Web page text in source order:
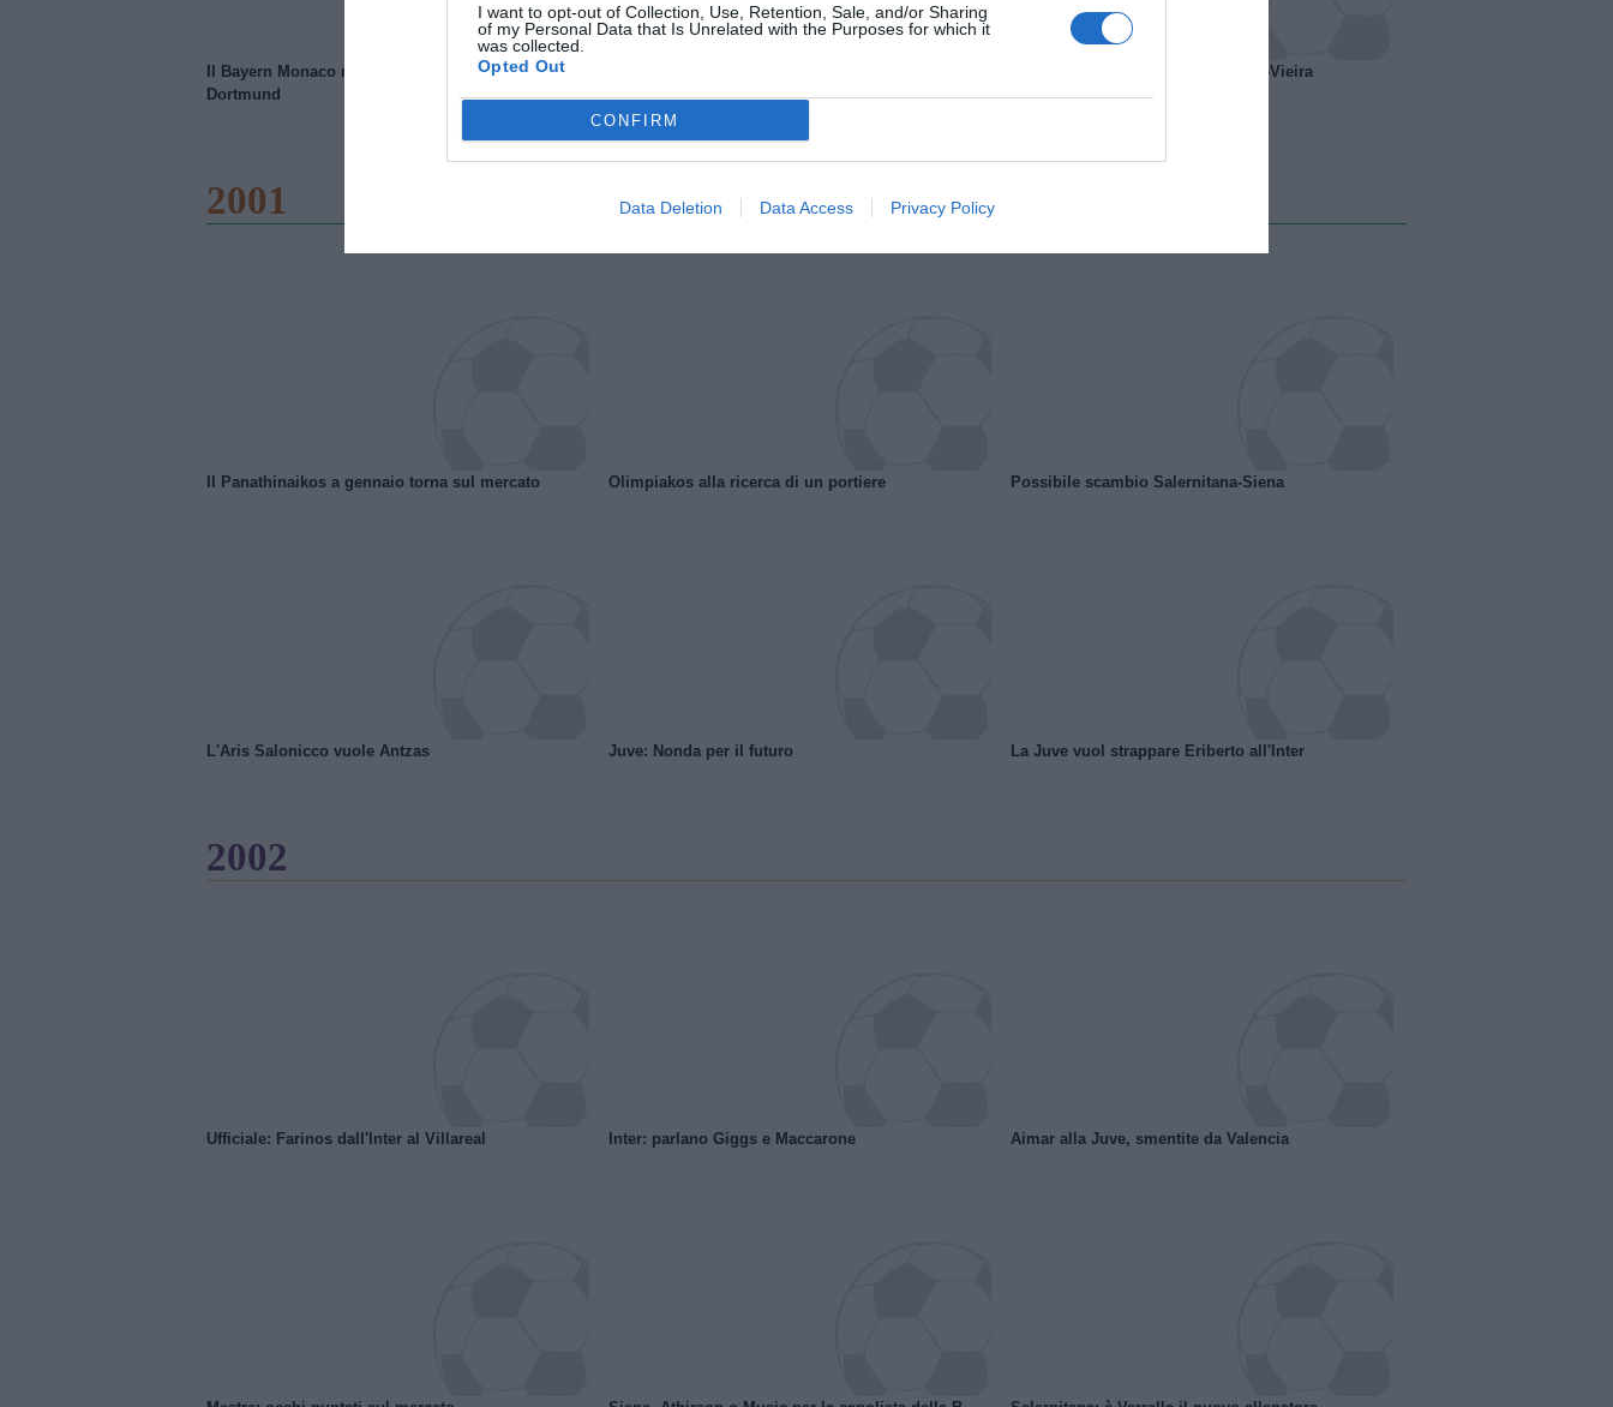
I want to opt-out of Collection, Use, Retention, Sale, and/or Sharing
of my Personal Data that Is Unrelated with the Purposes for which it
was collected.
Opted Out
CONFIRM
Data Deletion Data Access Privacy Policy
Il Bayern Monaco ridimensiona il Borussia
Dortmund
A gennaio ipotesi scambio Davids-Vieira
2001
Il Panathinaikos a gennaio torna sul mercato Olimpiakos alla ricerca di un portiere Possibile scambio Salernitana-Siena
L'Aris Salonicco vuole Antzas Juve: Nonda per il futuro La Juve vuol strappare Eriberto all'Inter
2002
Ufficiale: Farinos dall'Inter al Villareal Inter: parlano Giggs e Maccarone Aimar alla Juve, smentite da Valencia